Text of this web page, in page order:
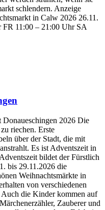
schlendern. Anzeige
in Calw 2026 26.11.
11:00 – 21:00 Uhr SA
Donaueschingen 2026 Die
riechen. Erste
über der Stadt, die mit
Es ist Adventszeit in
bildet der Fürstlich
bis 29.11.2026 die
Weihnachtsmärkte in
von verschiedenen
die Kinder kommen auf
Zauberer und